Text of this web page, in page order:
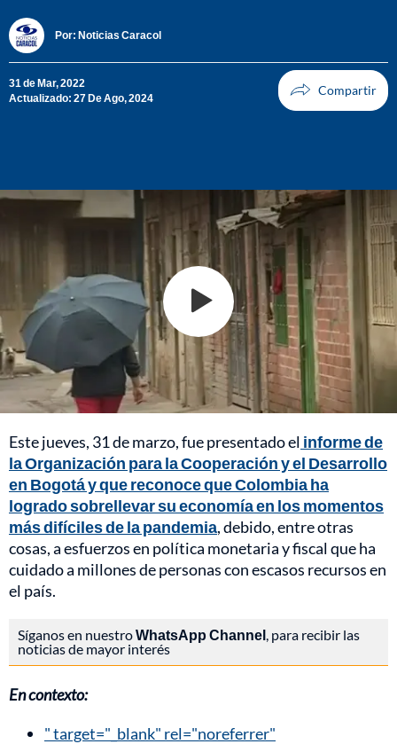
Por: Noticias Caracol
31 de Mar, 2022
Actualizado: 27 De Ago, 2024
Este jueves, 31 de marzo, fue presentado el informe de
la Organización para la Cooperación y el Desarrollo
en Bogotá y que reconoce que Colombia ha
logrado sobrellevar su economía en los momentos
más difíciles de la pandemia, debido, entre otras
cosas, a esfuerzos en política monetaria y fiscal que ha
cuidado a millones de personas con escasos recursos en
el país.
Síganos en nuestroWhatsApp Channel, para recibir las
noticias de mayor interés
En contexto:
" target="_blank" rel="noreferrer"